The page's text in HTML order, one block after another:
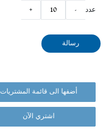
عدد -
+
رسالة
أضفها الى قائمة المشتريات
اشتري الآن